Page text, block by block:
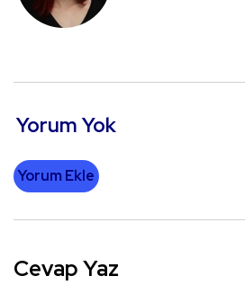
Yorum Yok
Yorum Ekle
Cevap Yaz